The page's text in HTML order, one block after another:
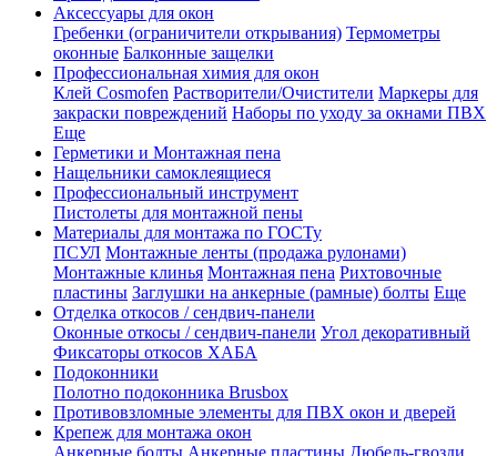
Аксессуары для окон
Гребенки (ограничители открывания) Термометры
оконные Балконные защелки
Профессиональная химия для окон
Клей Cosmofen Растворители/Очистители Маркеры для
закраски повреждений Наборы по уходу за окнами ПВХ
Еще
Герметики и Монтажная пена
Нащельники самоклеящиеся
Профессиональный инструмент
Пистолеты для монтажной пены
Материалы для монтажа по ГОСТу
ПСУЛ Монтажные ленты (продажа рулонами)
Монтажные клинья Монтажная пена Рихтовочные
пластины Заглушки на анкерные (рамные) болты Еще
Отделка откосов / сендвич-панели
Оконные откосы / сендвич-панели Угол декоративный
Фиксаторы откосов ХАБА
Подоконники
Полотно подоконника Brusbox
Противовзломные элементы для ПВХ окон и дверей
Крепеж для монтажа окон
Анкерные болты Анкерные пластины Дюбель-гвозди